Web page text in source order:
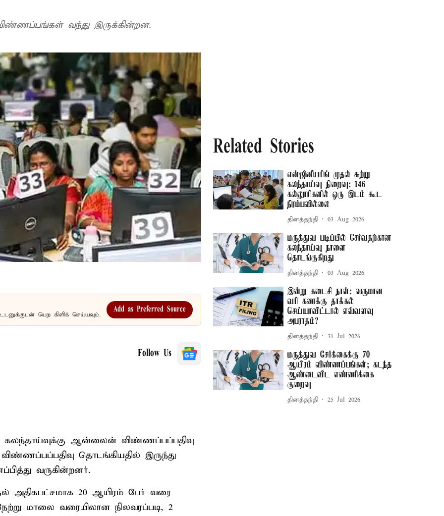
வந்து இருக்கின்றன.
பெற கிளிக் செய்யவும்.
Add as Preferred Source
Follow Us
கலந்தாய்வுக்கு ஆன்லைன் விண்ணப்பப்பதிவு
தொடங்கியதில் இருந்து
வருகின்றனர்.
அதிகபட்சமாக 20 ஆயிரம் பேர் வரை
மாலை வரையிலான நிலவரப்படி, 2
Related Stories
என்ஜினீயரிங் முதல் சுற்று
கலந்தாய்வு நிறைவு: 146
கல்லுாரிகளில் ஒரு இடம் கூட
நிரம்பவில்லை
தினத்தந்தி 03 Aug 2026
மருத்துவ படிப்பில் சேர்வதற்கான
கலந்தாய்வு நாளை
தொடங்குகிறது
தினத்தந்தி 03 Aug 2026
இன்று கடைசி நாள்: வருமான
வரி கணக்கு தாக்கல்
செய்யாவிட்டால் எவ்வளவு
அபராதம்?
தினத்தந்தி 31 Jul 2026
மருத்துவ சேர்க்கைக்கு 70
ஆயிரம் விண்ணப்பங்கள்; கடந்த
ஆண்டைவிட எண்ணிக்கை
குறைவு
தினத்தந்தி 25 Jul 2026